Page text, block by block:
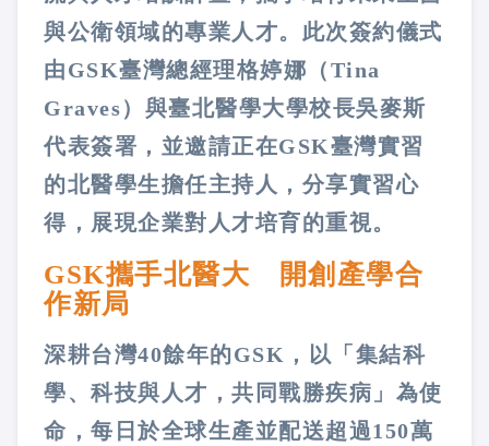
與公衛領域的專業人才。此次簽約儀式
由GSK臺灣總經理格婷娜（Tina
Graves）與臺北醫學大學校長吳麥斯
代表簽署，並邀請正在GSK臺灣實習
的北醫學生擔任主持人，分享實習心
得，展現企業對人才培育的重視。
GSK攜手北醫大 開創產學合
作新局
深耕台灣40餘年的GSK，以「集結科
學、科技與人才，共同戰勝疾病」為使
命，每日於全球生產並配送超過150萬